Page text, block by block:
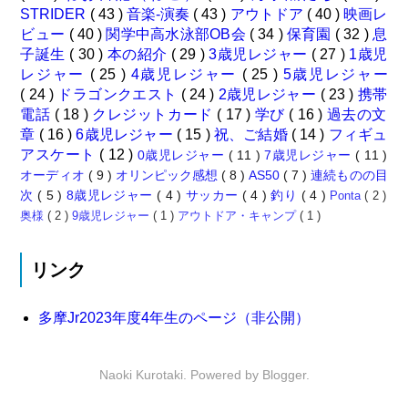
STRIDER ( 43 ) 音楽-演奏 ( 43 ) アウトドア ( 40 ) 映画レ
ビュー ( 40 ) 関学中高水泳部OB会 ( 34 ) 保育園 ( 32 ) 息
子誕生 ( 30 ) 本の紹介 ( 29 )3歳児レジャー ( 27 ) 1歳児
レジャー ( 25 ) 4歳児レジャー ( 25 ) 5歳児レジャー
( 24 ) ドラゴンクエスト ( 24 ) 2歳児レジャー ( 23 ) 携帯
電話 ( 18 ) クレジットカード ( 17 ) 学び ( 16 ) 過去の文
章 ( 16 )6歳児レジャー ( 15 ) 祝、ご結婚 ( 14 ) フィギュ
アスケート ( 12 ) 0歳児レジャー ( 11 )7歳児レジャー( 11 )
オーディオ ( 9 ) オリンピック感想( 8 )AS50( 7 )連続ものの目
次( 5 ) 8歳児レジャー( 4 ) サッカー ( 4 )釣り ( 4 ) Ponta( 2 )
奥様( 2 )9歳児レジャー( 1 ) アウトドア・キャンプ( 1 )
リンク
多摩Jr2023年度4年生のページ（非公開）
Naoki Kurotaki. Powered by Blogger.